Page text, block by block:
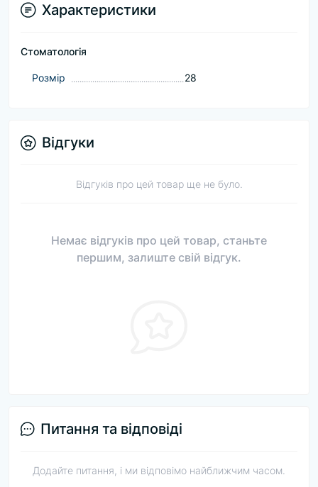
Характеристики
Стоматологія
Розмір 28
Відгуки
Відгуків про цей товар ще не було.
Немає відгуків про цей товар, станьте
першим, залиште свій відгук.
Питання та відповіді
Додайте питання, і ми відповімо найближчим часом.